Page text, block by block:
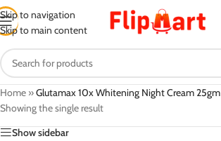
Skip to navigation
Skip to main content
Home »Glutamax 10x Whitening Night Cream 25gm
Showing the single result
Show sidebar